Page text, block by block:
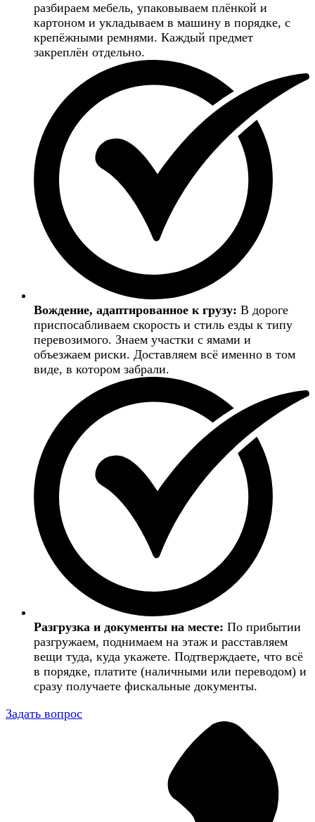
разбираем мебель, упаковываем плёнкой и
картоном и укладываем в машину в порядке, с
крепёжными ремнями. Каждый предмет
закреплён отдельно.
Вождение, адаптированное к грузу: В дороге
приспосабливаем скорость и стиль езды к типу
перевозимого. Знаем участки с ямами и
объезжаем риски. Доставляем всё именно в том
виде, в котором забрали.
Разгрузка и документы на месте: По прибытии
разгружаем, поднимаем на этаж и расставляем
вещи туда, куда укажете. Подтверждаете, что всё
в порядке, платите (наличными или переводом) и
сразу получаете фискальные документы.
Задать вопрос